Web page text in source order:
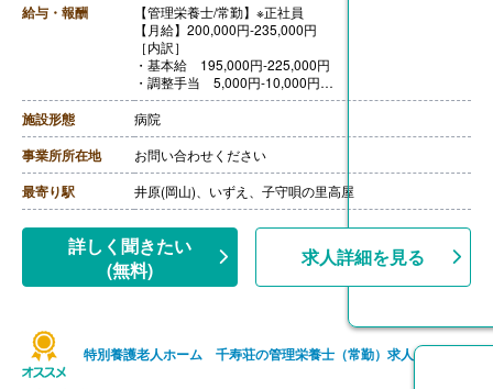
・早出手当 1,000円/回（月10回程度）
・遅出手当 1,200円/回（月6回程度）
【賞与】年2回（計3.00ヶ月分）※前年度実績
【通勤手当】あり（上限15,000円/月）
【昇給】あり（1月あたり1,500円）※前年度実績
【退職金】あり※勤続3年以上
給与・報酬
【管理栄養士/常勤】※正社員
【月給】200,000円-235,000円
［内訳］
・基本給 195,000円-225,000円
・調整手当 5,000円-10,000円
【賞与】年2回（計3.60ヶ月分）※前年度実績
【通勤手当】あり（上限25,000円/月）
【昇給】あり（1月あたり1,000円-3,000円）※前年度実
績
【退職金】あり※勤続3年以上、退職金共済加入
施設形態 病院
事業所所在地 お問い合わせください
最寄り駅 井原(岡山)、いずえ、子守唄の里高屋
詳しく聞きたい
(無料)
求人詳細を見る
特別養護老人ホーム 千寿荘の管理栄養士（常勤）求人